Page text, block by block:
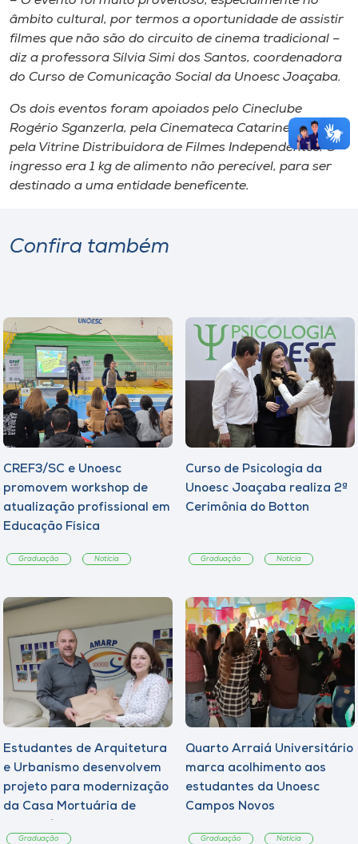
âmbito cultural, por termos a oportunidade de assistir
filmes que não são do circuito de cinema tradicional –
diz a professora Sílvia Simi dos Santos, coordenadora
do Curso de Comunicação Social da Unoesc Joaçaba.
Os dois eventos foram apoiados pelo Cineclube
Rogério Sganzerla, pela Cinemateca Catarinense e
pela Vitrine Distribuidora de Filmes Independentes. O
ingresso era 1 kg de alimento não perecível, para ser
destinado a uma entidade beneficente.
Confira também
CREF3/SC e Unoesc
promovem workshop de
atualização profissional em
Educação Física
Graduação Notícia
Curso de Psicologia da
Unoesc Joaçaba realiza 2ª
Cerimônia do Botton
Graduação Notícia
Estudantes de Arquitetura
e Urbanismo desenvolvem
projeto para modernização
da Casa Mortuária de
Graduação
Quarto Arraiá Universitário
marca acolhimento aos
estudantes da Unoesc
Campos Novos
Graduação Notícia